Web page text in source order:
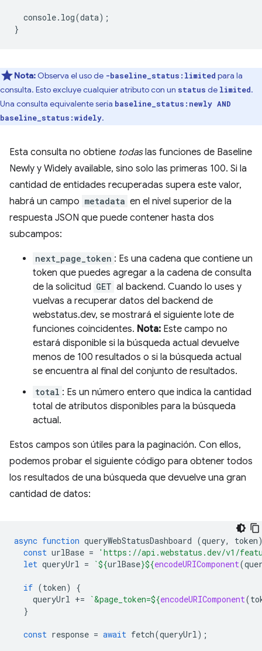
console. log(data);
}
Nota: Observa el uso de -baseline_status:limited para la
consulta. Esto excluye cualquier atributo con un status de limited.
Una consulta equivalente sería baseline_status:newly AND
baseline_status:widely.
Esta consulta no obtiene todaslas funciones de Baseline
Newly y Widely available, sino solo las primeras 100. Si la
cantidad de entidades recuperadas supera este valor,
habrá un campo metadata en el nivel superior de la
respuesta JSON que puede contener hasta dos
subcampos:
next_page_token : Es una cadena que contiene un
token que puedes agregar a la cadena de consulta
de la solicitud GET al backend. Cuando lo uses y
vuelvas a recuperar datos del backend de
webstatus.dev, se mostrará el siguiente lote de
funciones coincidentes. Nota: Este campo no
estará disponible si la búsqueda actual devuelve
menos de 100 resultados o si la búsqueda actual
se encuentra al final del conjunto de resultados.
total : Es un número entero que indica la cantidad
total de atributos disponibles para la búsqueda
actual.
Estos campos son útiles para la paginación. Con ellos,
podemos probar el siguiente código para obtener todos
los resultados de una búsqueda que devuelve una gran
cantidad de datos:
async function queryWebStatusDashboard (query, token
const urlBase =
'https://api.webstatus.dev/v1/
let queryUrl = `${urlBase}${encodeURIComponent(
if (token)
{
queryUrl += `&page_token=${encodeURIComponent(
}
const response = await fetch(queryUrl);